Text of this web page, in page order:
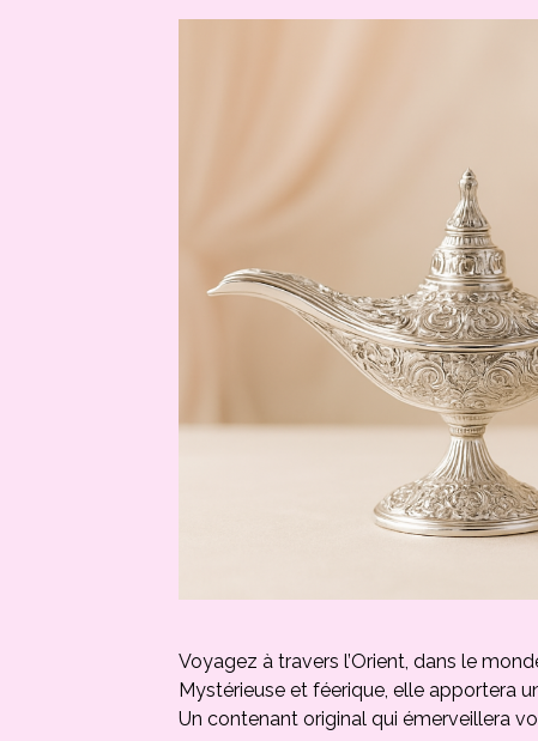
Voyagez à travers l’Orient, dans le
Mystérieuse et féerique, elle apportera
Un contenant original qui émerveillera